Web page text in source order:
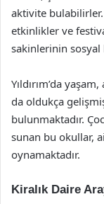
aktivite bulabilirler.
etkinlikler ve
sakinlerinin sosyal
Yıldırım’da
da oldukça
bulunmaktadır.
sunan bu okullar,
oynamaktadır.
Kiralık Daire